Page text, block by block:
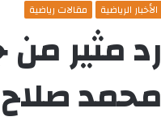
الأخبار الرياضية مقالات رياضية
رد مثير
محمد صلاح